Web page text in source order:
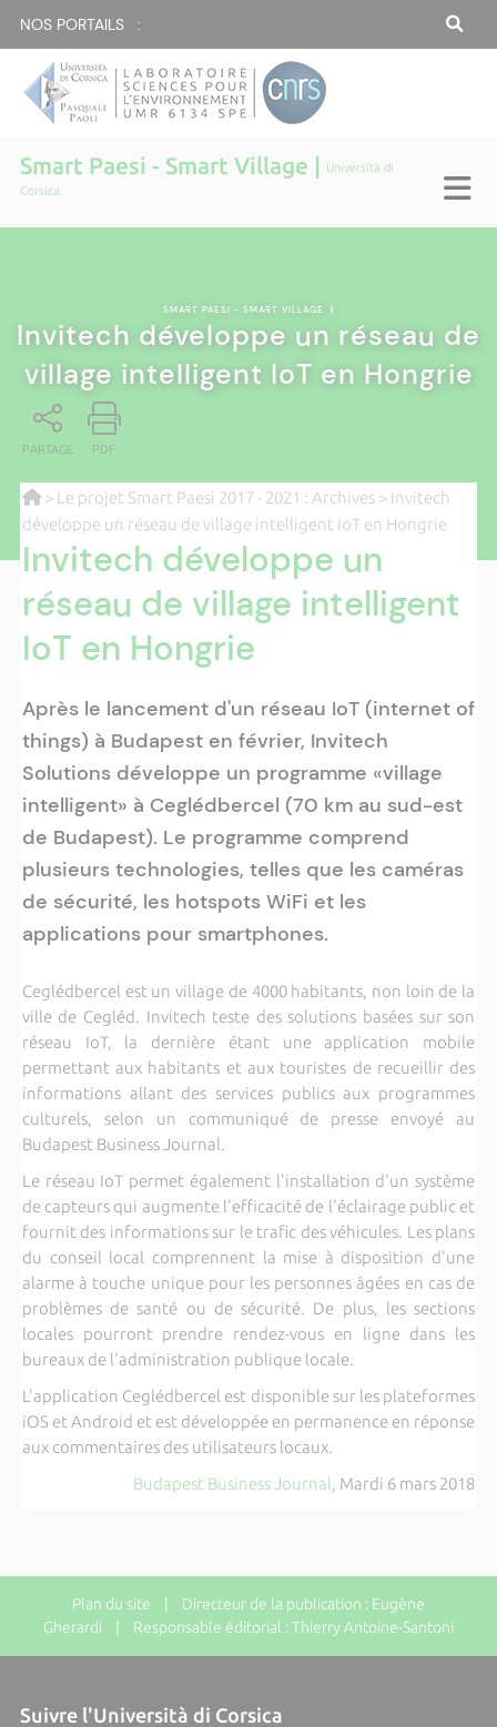
NOS PORTAILS :
Smart Paesi - Smart Village |
Università di
Corsica
SMART PAESI - SMART VILLAGE |
Invitech développe un réseau de
village intelligent IoT en Hongrie
PARTAGE PDF
> Le projet Smart Paesi 2017 - 2021 : Archives> Invitech
développe un réseau de village intelligent IoT en Hongrie
Invitech développe un
réseau de village intelligent
IoT en Hongrie
Après le lancement d'un réseau IoT (internet of
things) à Budapest en février, Invitech
Solutions développe un programme «village
intelligent» à Ceglédbercel (70 km au sud-est
de Budapest). Le programme comprend
plusieurs technologies, telles que les caméras
de sécurité, les hotspots WiFi et les
applications pour smartphones.
Ceglédbercel est un village de 4000 habitants, non loin de la
ville de Cegléd. Invitech teste des solutions basées sur son
réseau IoT, la dernière étant une application mobile
permettant aux habitants et aux touristes de recueillir des
informations allant des services publics aux programmes
culturels, selon un communiqué de presse envoyé au
Budapest Business Journal.
Le réseau IoT permet également l'installation d'un système
de capteurs qui augmente l'efficacité de l'éclairage public et
fournit des informations sur le trafic des véhicules. Les plans
du conseil local comprennent la mise à disposition d'une
alarme à touche unique pour les personnes âgées en cas de
problèmes de santé ou de sécurité. De plus, les sections
locales pourront prendre rendez-vous en ligne dans les
bureaux de l'administration publique locale.
L'application Ceglédbercel est disponible sur les plateformes
iOS et Android et est développée en permanence en réponse
aux commentaires des utilisateurs locaux.
Budapest Business Journal, Mardi 6 mars 2018
Plan du site | Directeur de la publication : Eugène
Gherardi | Responsable éditorial : Thierry Antoine-Santoni
Suivre l'Università di Corsica